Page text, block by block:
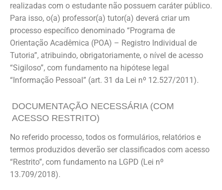
realizadas com o estudante não possuem caráter público.
Para isso, o(a) professor(a) tutor(a) deverá criar um
processo específico denominado “Programa de
Orientação Acadêmica (POA) – Registro Individual de
Tutoria”, atribuindo, obrigatoriamente, o nível de acesso
“Sigiloso”, com fundamento na hipótese legal
“Informação Pessoal” (art. 31 da Lei nº 12.527/2011).
DOCUMENTAÇÃO NECESSÁRIA (COM
ACESSO RESTRITO)
No referido processo, todos os formulários, relatórios e
termos produzidos deverão ser classificados com acesso
“Restrito”, com fundamento na LGPD (Lei nº
13.709/2018).